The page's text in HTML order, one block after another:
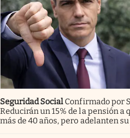
Seguridad Social Confirmado por
Reducirán un 15% de la pensión a
más de 40 años, pero adelanten